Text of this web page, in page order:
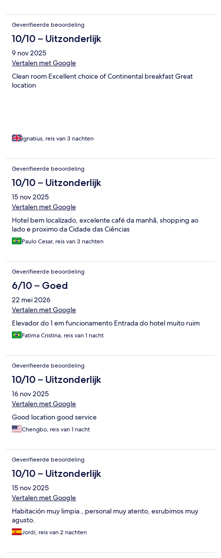
Geverifieerde beoordeling
10/10 – Uitzonderlijk
9 nov 2025
Vertalen met Google
Clean room Excellent choice of Continental breakfast Great
location
Ignatius, reis van 3 nachten
Geverifieerde beoordeling
10/10 – Uitzonderlijk
15 nov 2025
Vertalen met Google
Hotel bem localizado, excelente café da manhã, shopping ao
lado e proximo da Cidade das Ciências
Paulo Cesar, reis van 3 nachten
Geverifieerde beoordeling
6/10 – Goed
22 mei 2026
Vertalen met Google
Elevador do 1 em funcionamento Entrada do hotel muito ruim
Fatima Cristina, reis van 1 nacht
Geverifieerde beoordeling
10/10 – Uitzonderlijk
16 nov 2025
Vertalen met Google
Good location good service
Chengbo, reis van 1 nacht
Geverifieerde beoordeling
10/10 – Uitzonderlijk
15 nov 2025
Vertalen met Google
Habitación muy limpia., personal muy atento, esrubimos muy
agusto.
Jordi, reis van 2 nachten